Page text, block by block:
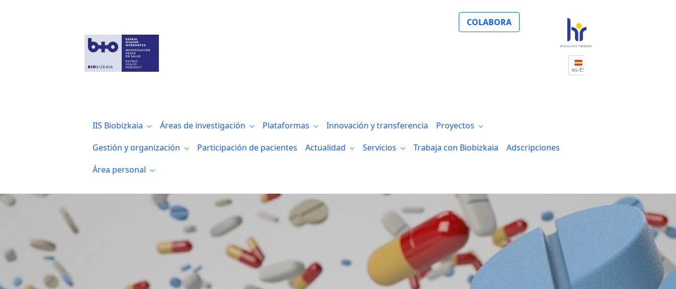
COLABORA
es-ES
IIS Biobizkaia Áreas de investigación Plataformas Innovación y transferencia
Proyectos
Gestión y organización
Participación de pacientes Actualidad Servicios Trabaja con Biobizkaia
Adscripciones
Área personal